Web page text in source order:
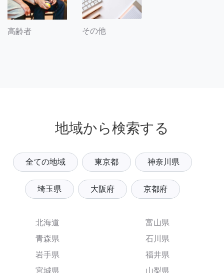
高齢者 その他
地域から検索する
全ての地域 東京都 神奈川県
埼玉県 大阪府 京都府
北海道
青森県
岩手県
宮城県
富山県
石川県
福井県
山梨県